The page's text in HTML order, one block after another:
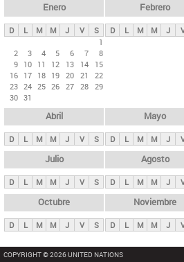
ds
p
n
c
i
p
l
e
s
Enero
D L M M J V
S
1
2
3 4 5 6 7
8
9 10 11 12 13 14
15
16 17 18 19 20 21
22
23 24 25 26 27 28 29
30 31
Febrero
D L M M J
Abril
D L M M J V S
Mayo
D L M M J
Julio
D L M M J V S
Agosto
D L M M J
Octubre
D L M M J V S
Noviembre
D L M M J
COPYRIGHT © 2026 UNITED NATIONS